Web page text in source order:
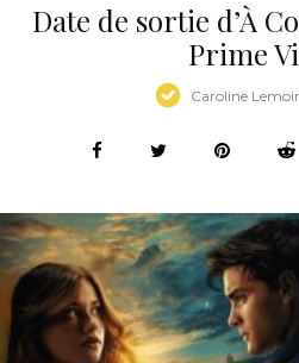
Date de sortie d’À
Prime
Caroline